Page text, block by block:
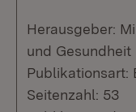
Herausgeber:
und Gesundheit
Publikationsart:
Seitenzahl: 53